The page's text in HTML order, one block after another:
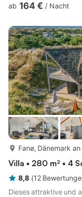
Eine Sauna, ein
sowie eine Schaukel
Fanö. Familienurlaub
Strandlag...
ab 164 € / Nacht
Fanø, Dänemark
Villa • 280 m² • 4
8,8 (12
Dieses attraktive und